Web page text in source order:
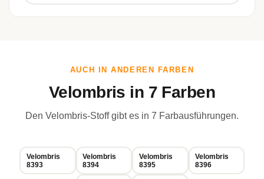
AUCH IN ANDEREN FARBEN
Velombris in 7 Farben
Den Velombris-Stoff gibt es in 7 Farbausführungen.
Velombris
8393
Velombris
8394
Velombris
8395
Velombris
8396